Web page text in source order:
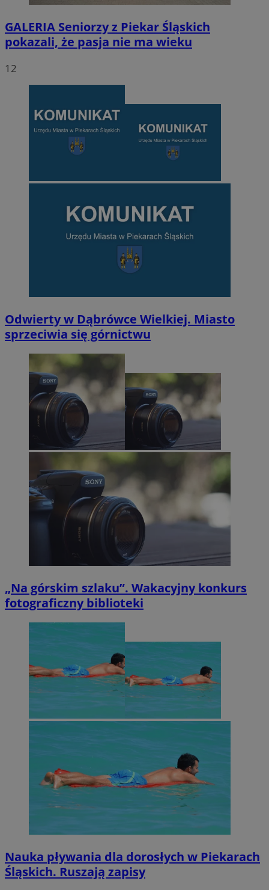
GALERIA Seniorzy z Piekar Śląskich
pokazali, że pasja nie ma wieku
12
Odwierty w Dąbrówce Wielkiej. Miasto
sprzeciwia się górnictwu
„Na górskim szlaku”. Wakacyjny konkurs
fotograficzny biblioteki
Nauka pływania dla dorosłych w Piekarach
Śląskich. Ruszają zapisy